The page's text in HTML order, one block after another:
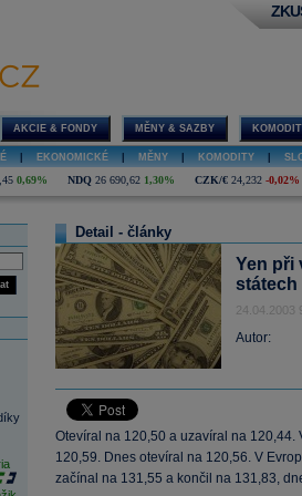
AKCIE & FONDY MĚNY & SAZBY
EKONOMICKÉ MĚNY KOMODITY
0,69% NDQ 26 690,62 1,30% CZK/€ 24,232 -0,02%
Detail - články
Yen při
státech
24.04.2003
Autor:
Otevíral na 120,50 a uzavíral na
120,59. Dnes otevíral na 120,56. V
začínal na 131,55 a končil na 131,83,